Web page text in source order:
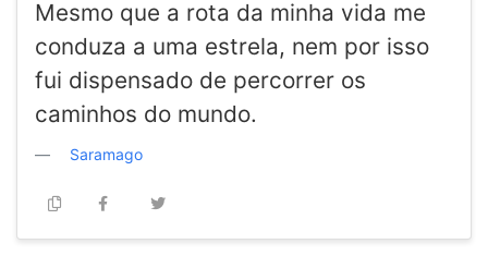
Mesmo que a rota da minha vida me
conduza a uma estrela, nem por isso
fui dispensado de percorrer os
caminhos do mundo.
Saramago